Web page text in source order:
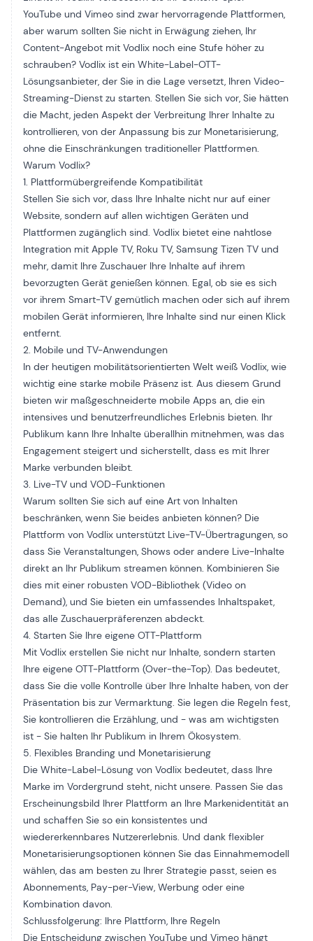
YouTube und Vimeo sind zwar hervorragende Plattformen,
aber warum sollten Sie nicht in Erwägung ziehen, Ihr
Content-Angebot mit Vodlix noch eine Stufe höher zu
schrauben? Vodlix ist ein White-Label-OTT-
Lösungsanbieter, der Sie in die Lage versetzt, Ihren Video-
Streaming-Dienst zu starten. Stellen Sie sich vor, Sie hätten
die Macht, jeden Aspekt der Verbreitung Ihrer Inhalte zu
kontrollieren, von der Anpassung bis zur Monetarisierung,
ohne die Einschränkungen traditioneller Plattformen.
Warum Vodlix?
1. Plattformübergreifende Kompatibilität
Stellen Sie sich vor, dass Ihre Inhalte nicht nur auf einer
Website, sondern auf allen wichtigen Geräten und
Plattformen zugänglich sind. Vodlix bietet eine nahtlose
Integration mit Apple TV, Roku TV, Samsung Tizen TV und
mehr, damit Ihre Zuschauer Ihre Inhalte auf ihrem
bevorzugten Gerät genießen können. Egal, ob sie es sich
vor ihrem Smart-TV gemütlich machen oder sich auf ihrem
mobilen Gerät informieren, Ihre Inhalte sind nur einen Klick
entfernt.
2. Mobile und TV-Anwendungen
In der heutigen mobilitätsorientierten Welt weiß Vodlix, wie
wichtig eine starke mobile Präsenz ist. Aus diesem Grund
bieten wir maßgeschneiderte mobile Apps an, die ein
intensives und benutzerfreundliches Erlebnis bieten. Ihr
Publikum kann Ihre Inhalte überallhin mitnehmen, was das
Engagement steigert und sicherstellt, dass es mit Ihrer
Marke verbunden bleibt.
3. Live-TV und VOD-Funktionen
Warum sollten Sie sich auf eine Art von Inhalten
beschränken, wenn Sie beides anbieten können? Die
Plattform von Vodlix unterstützt Live-TV-Übertragungen, so
dass Sie Veranstaltungen, Shows oder andere Live-Inhalte
direkt an Ihr Publikum streamen können. Kombinieren Sie
dies mit einer robusten VOD-Bibliothek (Video on
Demand), und Sie bieten ein umfassendes Inhaltspaket,
das alle Zuschauerpräferenzen abdeckt.
4. Starten Sie Ihre eigene OTT-Plattform
Mit Vodlix erstellen Sie nicht nur Inhalte, sondern starten
Ihre eigene OTT-Plattform (Over-the-Top). Das bedeutet,
dass Sie die volle Kontrolle über Ihre Inhalte haben, von der
Präsentation bis zur Vermarktung. Sie legen die Regeln fest,
Sie kontrollieren die Erzählung, und - was am wichtigsten
ist - Sie halten Ihr Publikum in Ihrem Ökosystem.
5. Flexibles Branding und Monetarisierung
Die White-Label-Lösung von Vodlix bedeutet, dass Ihre
Marke im Vordergrund steht, nicht unsere. Passen Sie das
Erscheinungsbild Ihrer Plattform an Ihre Markenidentität an
und schaffen Sie so ein konsistentes und
wiedererkennbares Nutzererlebnis. Und dank flexibler
Monetarisierungsoptionen können Sie das Einnahmemodell
wählen, das am besten zu Ihrer Strategie passt, seien es
Abonnements, Pay-per-View, Werbung oder eine
Kombination davon.
Schlussfolgerung: Ihre Plattform, Ihre Regeln
Die Entscheidung zwischen YouTube und Vimeo hängt